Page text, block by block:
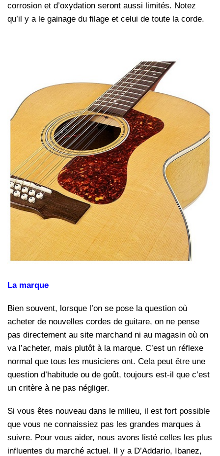
corrosion et d’oxydation seront aussi limités. Notez
qu’il y a le gainage du filage et celui de toute la corde.
La marque
Bien souvent, lorsque l’on se pose la question où
acheter de nouvelles cordes de guitare, on ne pense
pas directement au site marchand ni au magasin où on
va l’acheter, mais plutôt à la marque. C’est un réflexe
normal que tous les musiciens ont. Cela peut être une
question d’habitude ou de goût, toujours est-il que c’est
un critère à ne pas négliger.
Si vous êtes nouveau dans le milieu, il est fort possible
que vous ne connaissiez pas les grandes marques à
suivre. Pour vous aider, nous avons listé celles les plus
influentes du marché actuel. Il y a D’Addario, Ibanez,